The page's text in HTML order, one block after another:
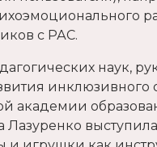
с РАС.
наук,
инклюзивного
академии
Лазуренко